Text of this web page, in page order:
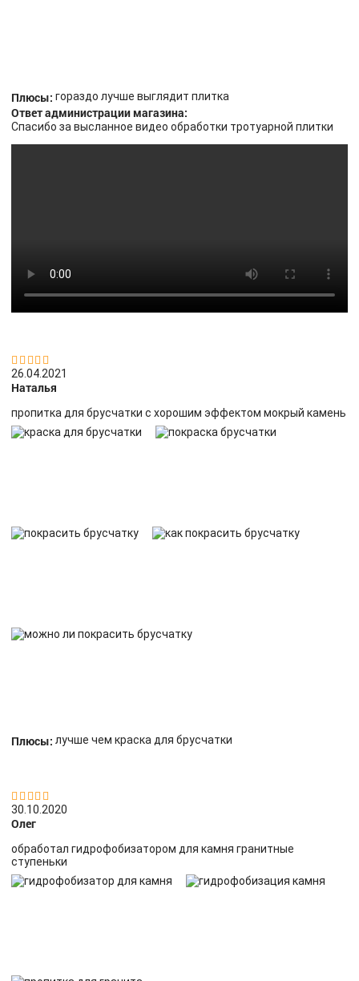
Плюсы: гораздо лучше выглядит плитка
Ответ администрации магазина:
Спасибо за высланное видео обработки тротуарной плитки


26.04.2021
Наталья
пропитка для брусчатки с хорошим эффектом мокрый камень
Плюсы: лучше чем краска для брусчатки


30.10.2020
Олег
обработал гидрофобизатором для камня гранитные
ступеньки